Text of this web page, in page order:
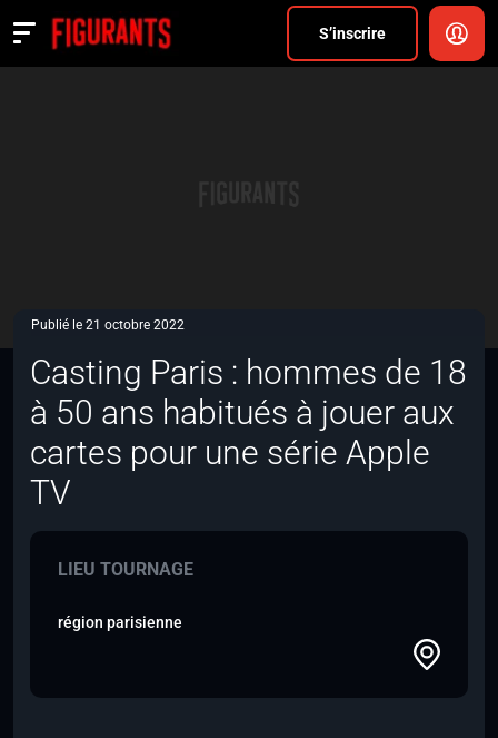
S’inscrire
Actualités
Publié le 21 octobre 2022
Casting Paris : hommes de 18
à 50 ans habitués à jouer aux
cartes pour une série Apple
TV
LIEU TOURNAGE
région parisienne